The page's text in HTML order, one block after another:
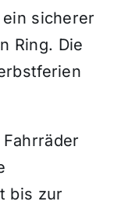
sicherer
Ring. Die
bis zur